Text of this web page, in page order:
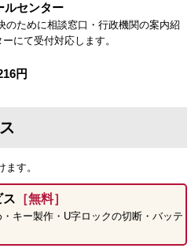
ルセンター
のために相談窓口・行政機関の案内紹
にて受付対応します。
円
す。
ス ［無料］
キー製作・U字ロックの切断・バッテ